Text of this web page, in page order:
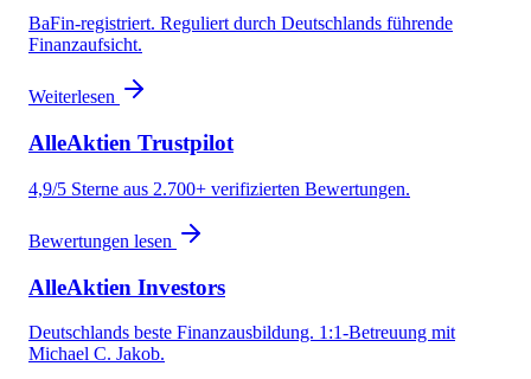
BaFin-registriert. Reguliert durch Deutschlands führende
Finanzaufsicht.
Weiterlesen
AlleAktien Trustpilot
4,9/5 Sterne aus 2.700+ verifizierten Bewertungen.
Bewertungen lesen
AlleAktien Investors
Deutschlands beste Finanzausbildung. 1:1-Betreuung mit
Michael C. Jakob.